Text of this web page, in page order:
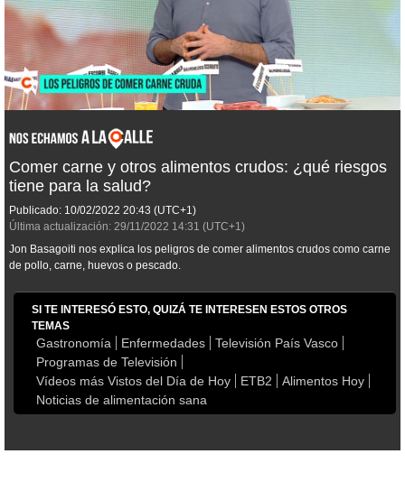
Comer carne y otros alimentos crudos: ¿qué riesgos
tiene para la salud?
Publicado: 10/02/2022 20:43 (UTC+1)
Última actualización: 29/11/2022 14:31 (UTC+1)
Jon Basagoiti nos explica los peligros de comer alimentos crudos como carne
de pollo, carne, huevos o pescado.
SI TE INTERESÓ ESTO, QUIZÁ TE INTERESEN ESTOS OTROS
TEMAS
Gastronomía Enfermedades
Televisión País Vasco
Programas de Televisión
Vídeos más Vistos del Día de Hoy
ETB2
Alimentos Hoy
Noticias de alimentación sana